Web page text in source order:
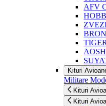
AFV
Kituri
Militare
Kituri
Kituri